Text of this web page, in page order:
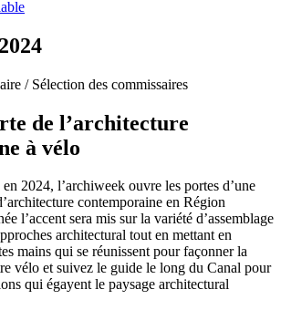
/ Sélection des commissaires
de l’architecture
à vélo
2024, l’archiweek ouvre les portes d’une
contemporaine en Région
l’accent sera mis sur la variété d’assemblage
architectural tout en mettant en
mains qui se réunissent pour façonner la
vélo et suivez le guide le long du Canal pour
qui égayent le paysage architectural